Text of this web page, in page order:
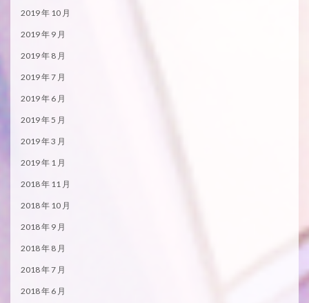
2019 年 10 月
2019 年 9 月
2019 年 8 月
2019 年 7 月
2019 年 6 月
2019 年 5 月
2019 年 3 月
2019 年 1 月
2018 年 11 月
2018 年 10 月
2018 年 9 月
2018 年 8 月
2018 年 7 月
2018 年 6 月